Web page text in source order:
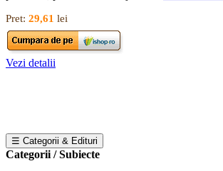
Pret: 29,61 lei
Vezi detalii
☰ Categorii & Edituri
Categorii / Subiecte